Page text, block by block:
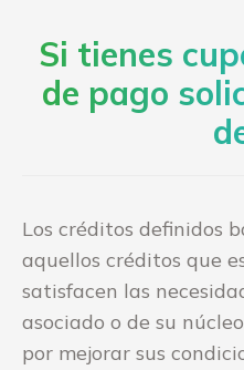
Si tienes
de pago
Los créditos definidos
aquellos créditos que
satisfacen las
asociado o de su
por mejorar sus